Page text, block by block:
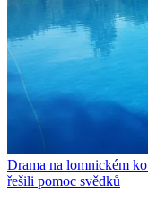
Drama na lomnickém
řešili pomoc svědků